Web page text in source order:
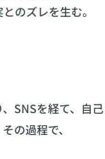
のズレを生む。
SNSを経て、自己
の過程で、